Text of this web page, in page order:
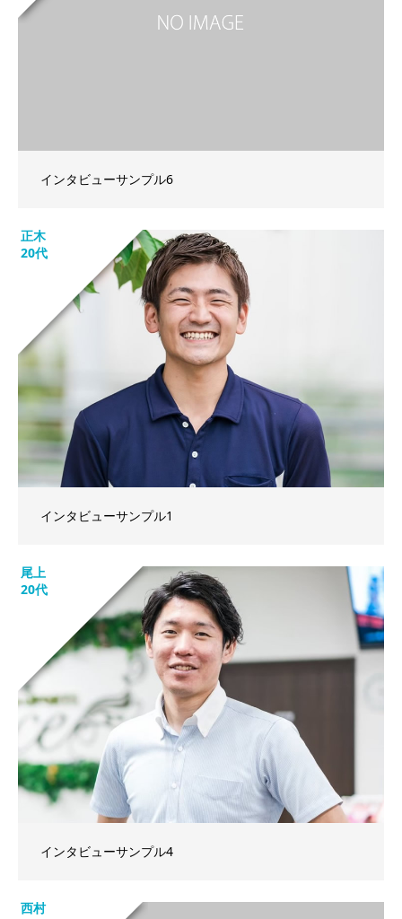
インタビューサンプル6
正木
20代
インタビューサンプル1
尾上
20代
インタビューサンプル4
西村